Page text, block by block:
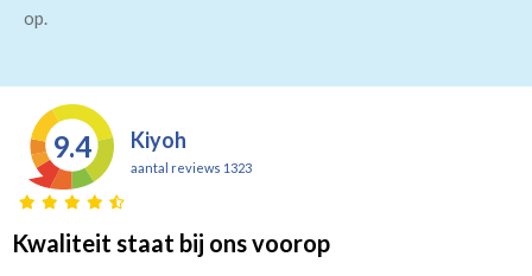
op.
9.4 Kiyoh
aantal reviews 1323
Kwaliteit staat bij ons voorop